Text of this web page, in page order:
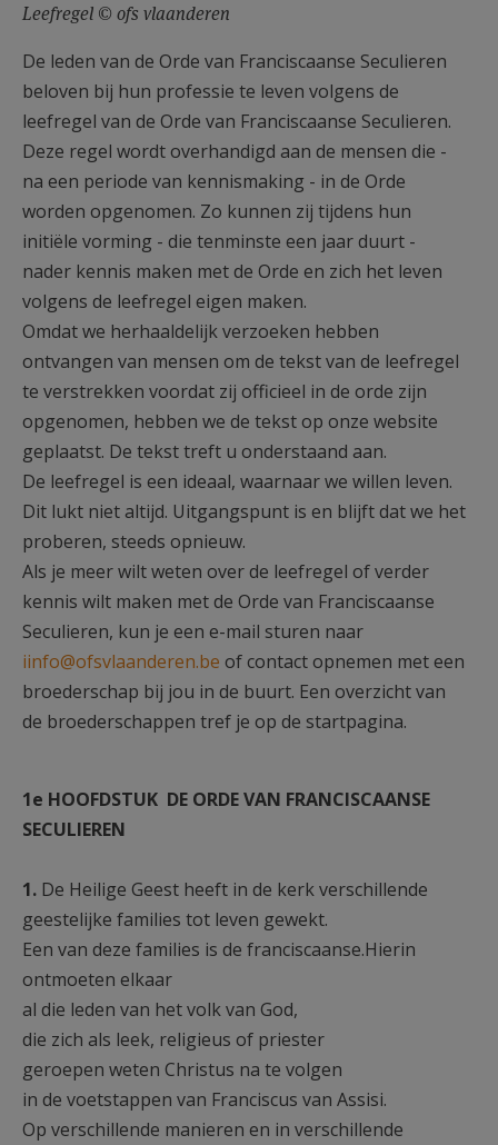
Leefregel © ofs vlaanderen
De leden van de Orde van Franciscaanse Seculieren
beloven bij hun professie te leven volgens de
leefregel van de Orde van Franciscaanse Seculieren.
Deze regel wordt overhandigd aan de mensen die -
na een periode van kennismaking - in de Orde
worden opgenomen. Zo kunnen zij tijdens hun
initiële vorming - die tenminste een jaar duurt -
nader kennis maken met de Orde en zich het leven
volgens de leefregel eigen maken.
Omdat we herhaaldelijk verzoeken hebben
ontvangen van mensen om de tekst van de leefregel
te verstrekken voordat zij officieel in de orde zijn
opgenomen, hebben we de tekst op onze website
geplaatst. De tekst treft u onderstaand aan.
De leefregel is een ideaal, waarnaar we willen leven.
Dit lukt niet altijd. Uitgangspunt is en blijft dat we het
proberen, steeds opnieuw.
Als je meer wilt weten over de leefregel of verder
kennis wilt maken met de Orde van Franciscaanse
Seculieren, kun je een e-mail sturen naar
iinfo@ofsvlaanderen.be of contact opnemen met een
broederschap bij jou in de buurt. Een overzicht van
de broederschappen tref je op de startpagina.
1e HOOFDSTUK DE ORDE VAN FRANCISCAANSE
SECULIEREN
1. De Heilige Geest heeft in de kerk verschillende
geestelijke families tot leven gewekt.
Een van deze families is de franciscaanse.Hierin
ontmoeten elkaar
al die leden van het volk van God,
die zich als leek, religieus of priester
geroepen weten Christus na te volgen
in de voetstappen van Franciscus van Assisi.
Op verschillende manieren en in verschillende